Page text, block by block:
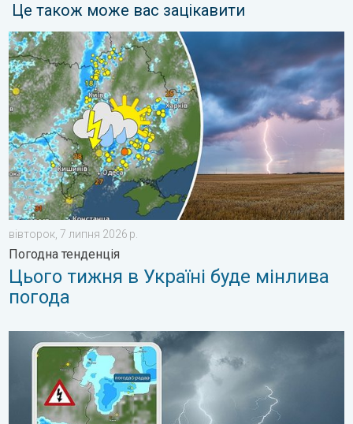
Це також може вас зацікавити
Цього тижня в Україні буде мінлива погода. Погодна
вівторок, 7 липня 2026 р.
Погодна тенденція
Цього тижня в Україні буде мінлива
погода
Поведінка під час грози. Як розпізнати грозу?. . .